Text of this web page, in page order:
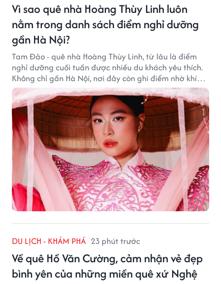
Vì sao quê nhà Hoàng Thùy Linh luôn
nằm trong danh sách điểm nghỉ dưỡng
gần Hà Nội?
Tam Đảo - quê nhà Hoàng Thùy Linh, từ lâu là điểm
nghỉ dưỡng cuối tuần được nhiều du khách yêu thích.
Không chỉ gần Hà Nội, nơi đây còn ghi điểm nhờ khí
hậu mát mẻ, cảnh sắc thơ mộng và không gian yên
bình giữa núi rừng.
DU LỊCH - KHÁM PHÁ 23 phút trước
Về quê Hồ Văn Cường, cảm nhận vẻ đẹp
bình yên của những miền quê xứ Nghệ